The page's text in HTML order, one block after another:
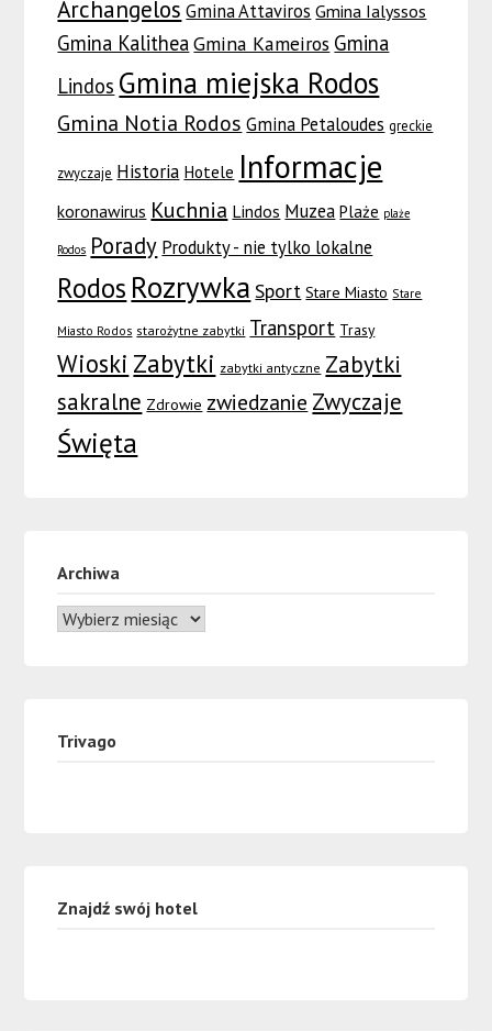
Archangelos Gmina Attaviros Gmina Ialyssos
Gmina Kalithea Gmina Kameiros Gmina
Lindos Gmina miejska Rodos
Gmina Notia Rodos Gmina Petaloudes greckie
zwyczaje Historia Hotele Informacje
koronawirus Kuchnia Lindos Muzea Plaże plaże
Rodos Porady Produkty - nie tylko lokalne
Rodos Rozrywka Sport Stare Miasto Stare
Miasto Rodos starożytne zabytki Transport Trasy
Wioski Zabytki zabytki antyczne Zabytki
sakralne Zdrowie zwiedzanie Zwyczaje
Święta
Archiwa
Trivago
Znajdź swój hotel